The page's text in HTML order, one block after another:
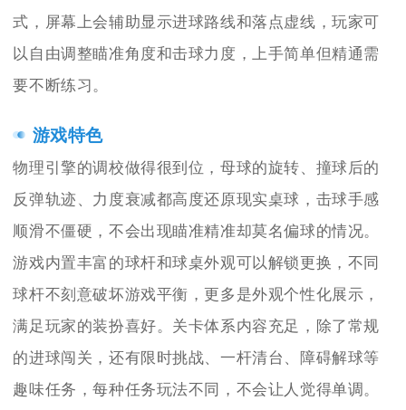
式，屏幕上会辅助显示进球路线和落点虚线，玩家可
以自由调整瞄准角度和击球力度，上手简单但精通需
要不断练习。
游戏特色
物理引擎的调校做得很到位，母球的旋转、撞球后的
反弹轨迹、力度衰减都高度还原现实桌球，击球手感
顺滑不僵硬，不会出现瞄准精准却莫名偏球的情况。
游戏内置丰富的球杆和球桌外观可以解锁更换，不同
球杆不刻意破坏游戏平衡，更多是外观个性化展示，
满足玩家的装扮喜好。关卡体系内容充足，除了常规
的进球闯关，还有限时挑战、一杆清台、障碍解球等
趣味任务，每种任务玩法不同，不会让人觉得单调。